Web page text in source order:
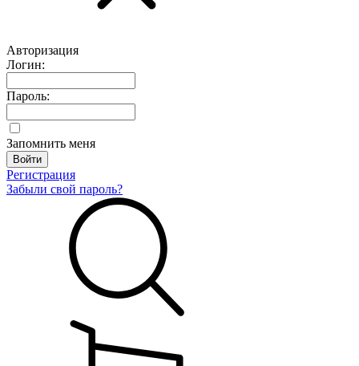
Авторизация
Логин:
Пароль:
Запомнить меня
Регистрация
Забыли свой пароль?